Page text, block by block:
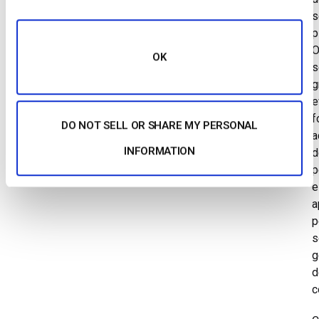
OK
DO NOT SELL OR SHARE MY PERSONAL
INFORMATION
O
e